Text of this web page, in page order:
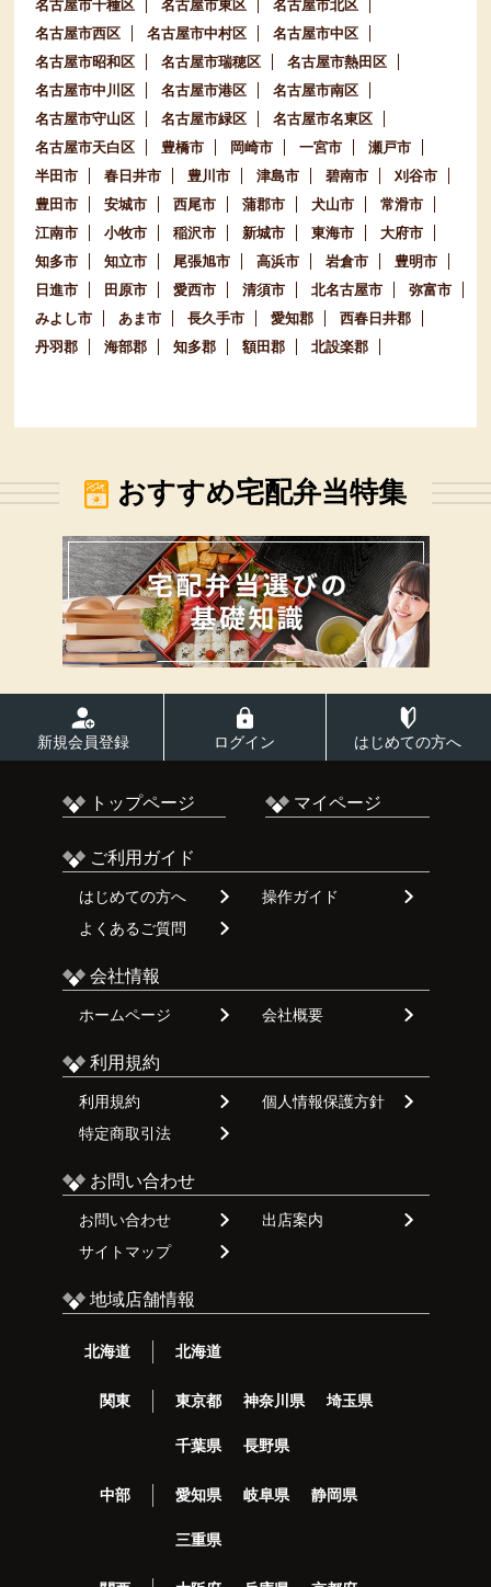
名古屋市千種区 名古屋市東区
名古屋市北区
名古屋市西区
名古屋市中村区
名古屋市中区
名古屋市昭和区
名古屋市瑞穂区
名古屋市熱田区
名古屋市中川区
名古屋市港区
名古屋市南区
名古屋市守山区
名古屋市緑区
名古屋市名東区
名古屋市天白区
豊橋市 岡崎市 一宮市
瀬戸市
半田市
春日井市 豊川市 津島市 碧南市
刈谷市
豊田市
安城市 西尾市 蒲郡市 犬山市
常滑市
江南市
小牧市 稲沢市 新城市 東海市
大府市
知多市
知立市 尾張旭市 高浜市 岩倉市
豊明市
日進市
田原市 愛西市 清須市 北名古屋市
弥富市
みよし市
あま市 長久手市 愛知郡
西春日井郡
丹羽郡
海部郡 知多郡 額田郡 北設楽郡
おすすめ宅配弁当特集
新規会員登録 ログイン はじめての方へ
トップページ マイページ
ご利用ガイド
はじめての方へ
操作ガイド
よくあるご質問
会社情報
ホームページ 会社概要
利用規約
利用規約
個人情報保護方針
特定商取引法
お問い合わせ
お問い合わせ
出店案内
サイトマップ
地域店舗情報
北海道 北海道
関東 東京都 神奈川県 埼玉県
千葉県 長野県
中部 愛知県 岐阜県 静岡県
三重県